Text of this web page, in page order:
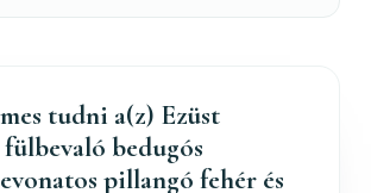
tudni a(z) Ezüst
bedugós
pillangó fehér és